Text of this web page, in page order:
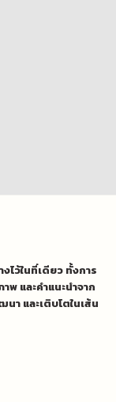
ว้ในที่เดียว ทั้งการ
และคำแนะนำจาก
และเติบโตในเส้น